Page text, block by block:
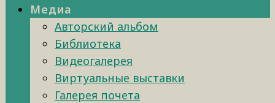
Медиа
Авторский альбом
Библиотека
Видеогалерея
Виртуальные выставки
Галерея почета